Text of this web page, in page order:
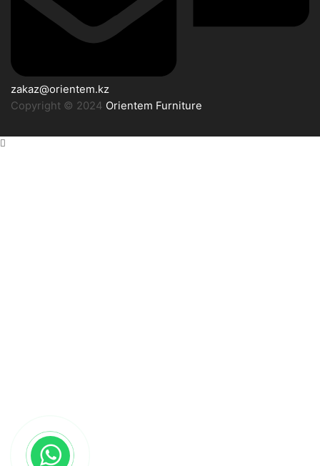
zakaz@orientem.kz
Copyright © 2024 Orientem Furniture